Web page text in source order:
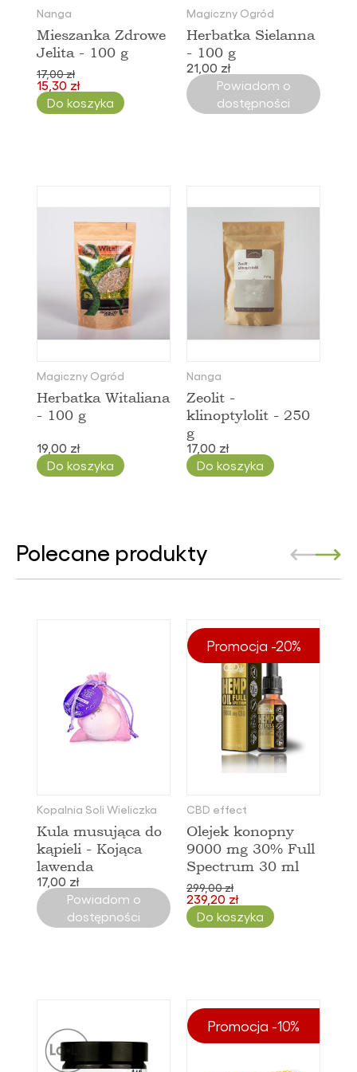
Nanga
Mieszanka Zdrowe
Jelita - 100 g
17,00 zł
15,30 zł
Do koszyka
Magiczny Ogród
Herbatka Sielanna
- 100 g
21,00 zł
Powiadom o
dostępności
Magiczny Ogród
Herbatka Witaliana
- 100 g
19,00 zł
Do koszyka
Nanga
Zeolit -
klinoptylolit - 250
g
17,00 zł
Do koszyka
Polecane produkty
Kopalnia Soli Wieliczka
Kula musująca do
kąpieli - Kojąca
lawenda
17,00 zł
Powiadom o
dostępności
Promocja -20%
CBD effect
Olejek konopny
9000 mg 30% Full
Spectrum 30 ml
299,00 zł
239,20 zł
Do koszyka
Promocja -10%